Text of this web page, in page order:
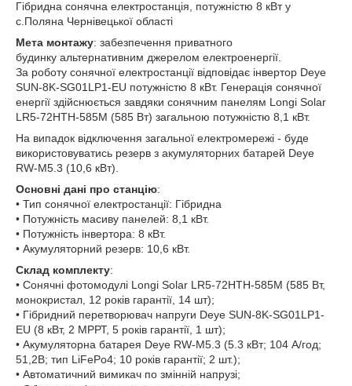
Гібридна сонячна електростанція, потужністю 8 кВт у
с.Поляна Чернівецької області
Мета монтажу: забезпечення приватного
будинку альтернативним джерелом електроенергії.
За роботу сонячної електростанції відповідає інвертор Deye
SUN-8K-SG01LP1-EU потужністю 8 кВт. Генерація сонячної
енергії здійснюється завдяки сонячним панелям Longi Solar
LR5-72HTH-585M (585 Вт) загальною потужністю 8,1 кВт.
На випадок відключення загальної електромережі - буде
використовуватись резерв з акумуляторних батарей Deye
RW-M5.3 (10,6 кВт).
Основні дані про станцію:
• Тип сонячної електростанції: Гібридна
• Потужність масиву панелей: 8,1 кВт.
• Потужність інвертора: 8 кВт.
• Акумуляторний резерв: 10,6 кВт.
Склад комплекту:
• Сонячні фотомодулі Longi Solar LR5-72HTH-585M (585 Вт,
монокристал, 12 років гарантії, 14 шт);
• Гібридний перетворювач напруги Deye SUN-8K-SG01LP1-
EU (8 кВт, 2 МРРТ, 5 років гарантії, 1 шт);
• Акумуляторна батарея Deye RW-M5.3 (5.3 кВт; 104 А/год;
51,2В; тип LiFePo4; 10 років гарантії; 2 шт.);
• Автоматичний вимикач по змінній напрузі;